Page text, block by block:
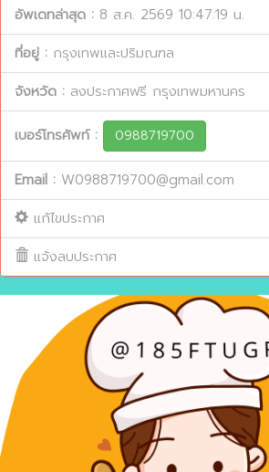
อัพเดทล่าสุด : 8 ส.ค. 2569 10:47:19 น.
ที่อยู่ : กรุงเทพและปริมณฑล
จังหวัด : ลงประกาศฟรี กรุงเทพมหานคร
เบอร์โทรศัพท์ : 0988719700
Email : W0988719700@gmail.com
แก้ไขประกาศ
แจ้งลบประกาศ